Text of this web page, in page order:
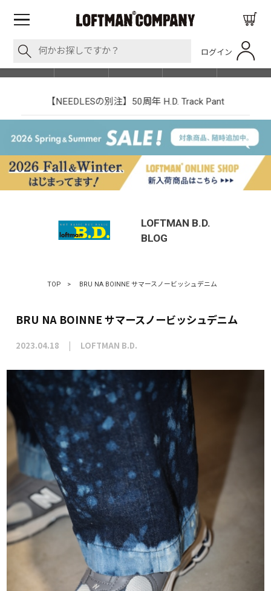
ログイン
SHOP LIST
【NEEDLESの別注】50周年 H.D. Track Pant
LOFTMAN B.D.
BLOG
TOP > BRU NA BOINNE サマースノービッシュデニム
BRU NA BOINNE サマースノービッシュデニム
2023.04.18 LOFTMAN B.D.